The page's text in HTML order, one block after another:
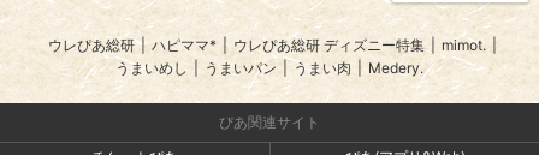
ウレぴあ総研 | ハピママ* | ウレぴあ総研 ディズニー特集 mimot.
うまいめし
うまいパン うまい肉 Medery.
ぴあ関連サイト